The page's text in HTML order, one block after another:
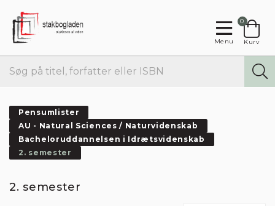
Menu
0
Kurv
Pensumlister
AU - Natural Sciences / Naturvidenskab
Bacheloruddannelsen i Idrætsvidenskab
2. semester
2. semester